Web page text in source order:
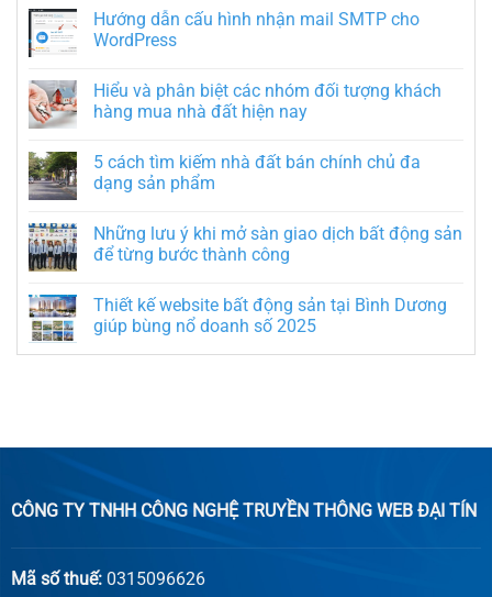
Hướng dẫn cấu hình nhận mail SMTP cho
WordPress
Hiểu và phân biệt các nhóm đối tượng khách
hàng mua nhà đất hiện nay
5 cách tìm kiếm nhà đất bán chính chủ đa
dạng sản phẩm
Những lưu ý khi mở sàn giao dịch bất động sản
để từng bước thành công
Thiết kế website bất động sản tại Bình Dương
giúp bùng nổ doanh số 2025
CÔNG TY TNHH CÔNG NGHỆ TRUYỀN THÔNG WEB ĐẠI TÍN
Mã số thuế:0315096626